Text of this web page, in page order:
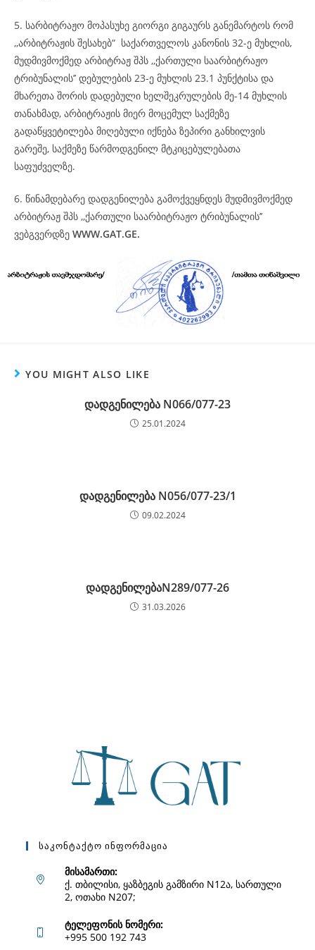
5. სარბიტრაჟო მოპასუხე გიორგი გიგაურს განემარტოს რომ
,,არბიტრაჟის შესახებ“ საქართველოს კანონის 32-ე მუხლის,
მუდმივმოქმედ არბიტრაჟ შპს ,,ქართული საარბიტრაჟო
ტრიბუნალის’’ დებულების 23-ე მუხლის 23.1 პუნქტისა და
მხარეთა შორის დადებული ხელშეკრულების მე-14 მუხლის
თანახმად, არბიტრაჟის მიერ მოცემულ საქმეზე
გადაწყვეტილება მიღებული იქნება ზეპირი განხილვის
გარეშე, საქმეზე წარმოდგენილ მტკიცებულებათა
საფუძველზე.
6. წინამდებარე დადგენილება გამოქვეყნდეს მუდმივმოქმედ
არბიტრაჟ შპს ,,ქართული საარბიტრაჟო ტრიბუნალის’’
ვებგვერდზე WWW.GAT.GE.
YOU MIGHT ALSO LIKE
დადგენილება N066/077-23
25.01.2024
დადგენილება N056/077-23/1
09.02.2024
დადგენილებაN289/077-26
31.03.2026
Საკონტაქტო Ინფორმაცია
მისამართი:
ქ. თბილისი, ყაზბეგის გამზირი N12ა, სართული
2, ოთახი N207;
ტელეფონის ნომერი:
+995 500 192 743